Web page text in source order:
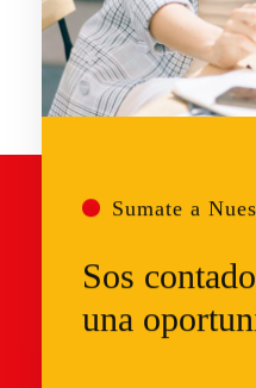
Sumate a
Sos
una